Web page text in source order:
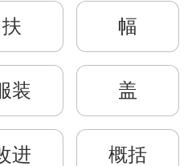
扶 幅
装 盖
进 概括